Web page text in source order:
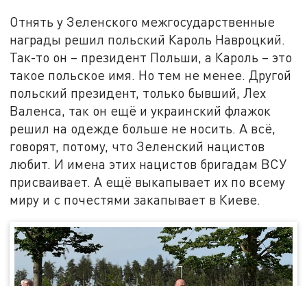
Отнять у Зеленского межгосударственные
награды решил польский Кароль Навроцкий.
Так-то он – президент Польши, а Кароль – это
такое польское имя. Но тем не менее. Другой
польский президент, только бывший, Лех
Валенса, так он ещё и украинский флажок
решил на одежде больше не носить. А всё,
говорят, потому, что Зеленский нацистов
любит. И имена этих нацистов бригадам ВСУ
присваивает. А ещё выкапывает их по всему
миру и с почестями закапывает в Киеве.